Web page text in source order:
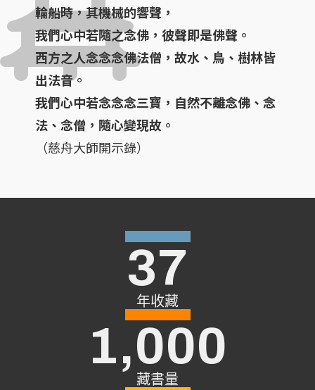
輪船時，其機械的響聲，
我們心中若隨之念佛，彼聲即是佛聲。
西方之人念念念佛法僧，故水、鳥、樹林皆
出法音。
我們心中若念念念三寶，自然不離念佛、念
法、念僧，隨心變現故。
（慈舟大師開示錄）
年收藏
37
藏書量
1,000